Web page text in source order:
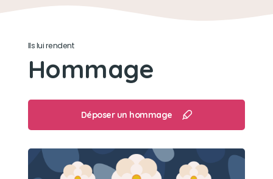
il était trés sage mais adoré mangé alors il ne
fallait pas laissé les assiettes pleines sans
Son caractère
il était trés doux et gentil
Son loisir préféré
se balader dans le jardin
Ils lui rendent
Hommage
Déposer un hommage